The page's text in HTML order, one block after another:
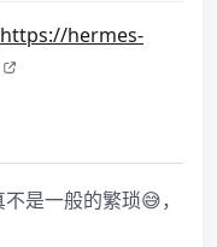
https://hermes-
是一般的繁琐😅，